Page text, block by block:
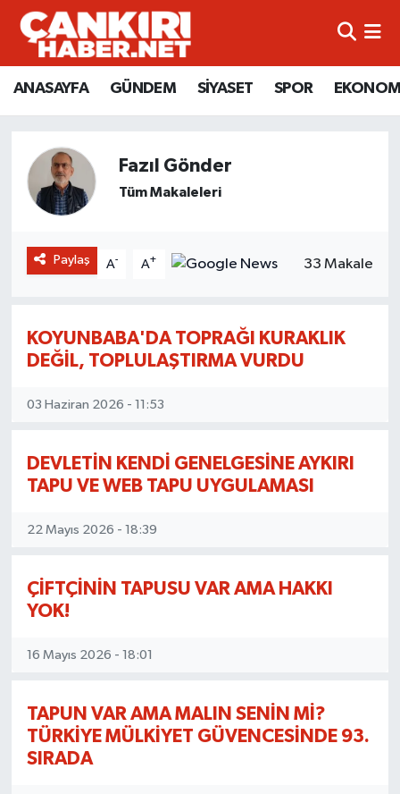
ANASAYFA GÜNDEM SİYASET SPOR
Fazıl Gönder
Tüm Makaleleri
Paylaş A- A+ 33 Makale
KOYUNBABA'DA TOPRAĞI KURAKLIK
DEĞİL, TOPLULAŞTIRMA VURDU
03 Haziran 2026 - 11:53
DEVLETİN KENDİ GENELGESİNE AYKIRI
TAPU VE WEB TAPU UYGULAMASI
22 Mayıs 2026 - 18:39
ÇİFTÇİNİN TAPUSU VAR AMA HAKKI
YOK!
16 Mayıs 2026 - 18:01
TAPUN VAR AMA MALIN SENİN Mİ?
TÜRKİYE MÜLKİYET GÜVENCESİNDE 93.
SIRADA
ANASAYFA
GÜNDEM
SİYASET
SPOR
EKONOMİ
RESMİ İLANLAR
Künye
İletişim
Gizlilik Sözleşmesi
BİYOGRAFİLER
EKONOMİ
GÜNDEM
MAGAZİN
SAĞLIK
SPOR
TEKNOLOJİ
VİZYONDAKİLER
YAŞAM
Merkez Hava Durumu
Merkez Trafik Yoğunluk Haritası
Süper Lig Puan Durumu ve Fikstür
Tüm Manşetler
Son Dakika Haberleri